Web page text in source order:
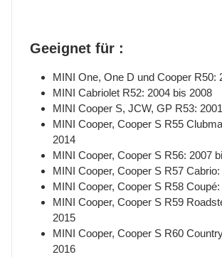
Geeignet für :
MINI One, One D und Cooper R50:
MINI Cabriolet R52: 2004 bis 2008
MINI Cooper S, JCW, GP R53:
MINI Cooper, Cooper S R55
2014
MINI Cooper, Cooper S R56: 2007
MINI Cooper, Cooper S R57
MINI Cooper, Cooper S R58
MINI Cooper, Cooper S R59
2015
MINI Cooper, Cooper S R60
2016